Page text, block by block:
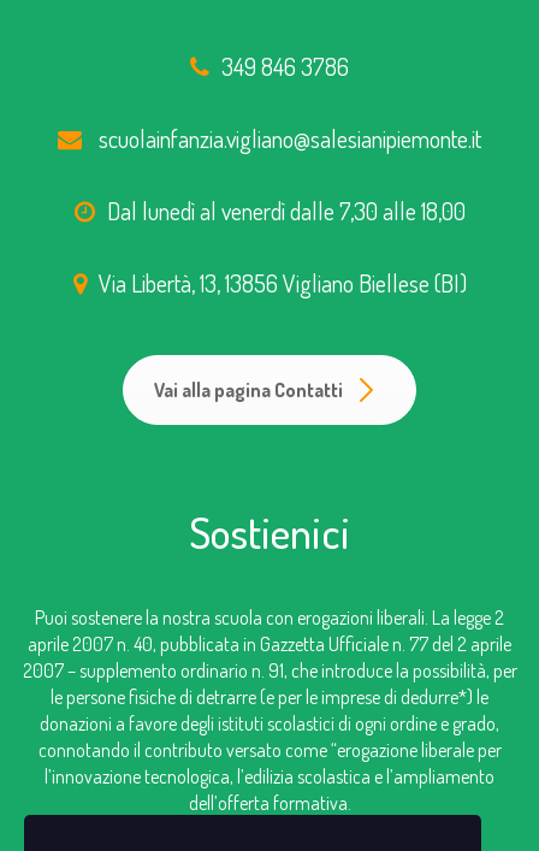
349 846 3786
scuolainfanzia.vigliano@salesianipiemonte.it
Dal lunedì al venerdì dalle 7,30 alle 18,00
Via Libertà, 13, 13856 Vigliano Biellese (BI)
Vai alla pagina Contatti
Sostienici
Puoi sostenere la nostra scuola con erogazioni liberali. La legge 2
aprile 2007 n. 40, pubblicata in Gazzetta Ufficiale n. 77 del 2 aprile
2007 – supplemento ordinario n. 91, che introduce la possibilità, per
le persone fisiche di detrarre (e per le imprese di dedurre*) le
donazioni a favore degli istituti scolastici di ogni ordine e grado,
connotando il contributo versato come “erogazione liberale per
l’innovazione tecnologica, l’edilizia scolastica e l’ampliamento
dell’offerta formativa.